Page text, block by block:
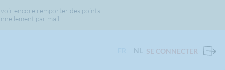
encore remporter des points.
par mail.
NL SE CONNECTER